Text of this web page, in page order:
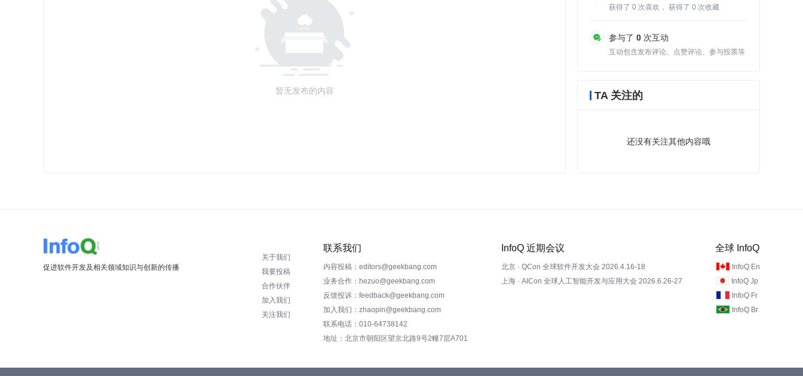
暂无发布的内容
获得了 0 次喜欢， 获得了 0 次收藏
参与了 0 次互动
互动包含发布评论、点赞评论、参与投票等
TA 关注的
还没有关注其他内容哦
促进软件开发及相关领域知识与创新的传播
关于我们
我要投稿
合作伙伴
加入我们
关注我们
联系我们
内容投稿：editors@geekbang.com
业务合作：hezuo@geekbang.com
反馈投诉：feedback@geekbang.com
加入我们：zhaopin@geekbang.com
联系电话：010-64738142
地址：北京市朝阳区望京北路9号2幢7层A701
InfoQ 近期会议
北京 · QCon 全球软件开发大会 2026.4.16-18
上海 · AICon 全球人工智能开发与应用大会 2026.6.26-27
全球 InfoQ
InfoQ En
InfoQ Jp
InfoQ Fr
InfoQ Br